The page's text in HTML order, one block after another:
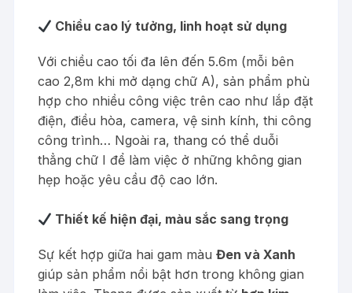
Chiều cao lý tưởng, linh hoạt sử dụng
Với chiều cao tối đa lên đến 5.6m (mỗi bên
cao 2,8m khi mở dạng chữ A), sản phẩm phù
hợp cho nhiều công việc trên cao như lắp đặt
điện, điều hòa, camera, vệ sinh kính, thi công
công trình… Ngoài ra, thang có thể duỗi
thẳng chữ I để làm việc ở những không gian
hẹp hoặc yêu cầu độ cao lớn.
Thiết kế hiện đại, màu sắc sang trọng
Sự kết hợp giữa hai gam màuĐen và Xanh
giúp sản phẩm nổi bật hơn trong không gian